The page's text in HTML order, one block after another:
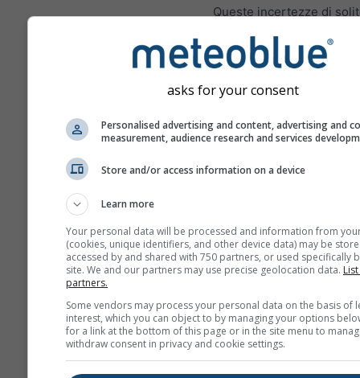
Queste incertezze di
di previsione.
modelli "ensemble".
parametri
previsioni in maniera più
Ulteriori dati meteo
Previsioni
stagionali
asks for your consent
Personalised advertising and content, advertising and
measurement, audience research and services
Store and/or access information on a device
Learn more
Your personal data will be processed and information from
(cookies, unique identifiers, and other device data) may be
accessed by and shared with 750 partners, or used specifically
site. We and our partners may use precise geolocation data.
partners.
Some vendors may process your personal data on the basis of
interest, which you can object to by managing your options
for a link at the bottom of this page or in the site menu to
withdraw consent in privacy and cookie settings.